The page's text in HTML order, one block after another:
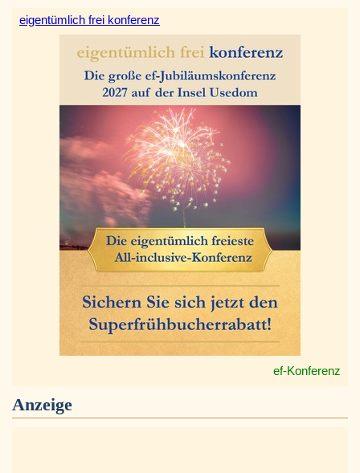
eigentümlich frei konferenz
ef-Konferenz
Anzeige